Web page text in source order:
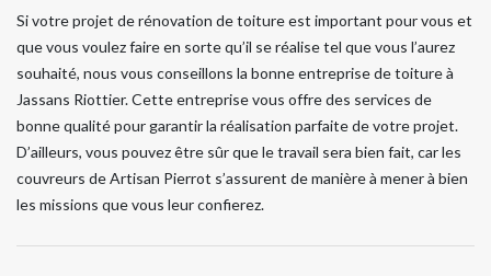
Si votre projet de rénovation de toiture est important pour vous et
que vous voulez faire en sorte qu’il se réalise tel que vous l’aurez
souhaité, nous vous conseillons la bonne entreprise de toiture à
Jassans Riottier. Cette entreprise vous offre des services de
bonne qualité pour garantir la réalisation parfaite de votre projet.
D’ailleurs, vous pouvez être sûr que le travail sera bien fait, car les
couvreurs de Artisan Pierrot s’assurent de manière à mener à bien
les missions que vous leur confierez.